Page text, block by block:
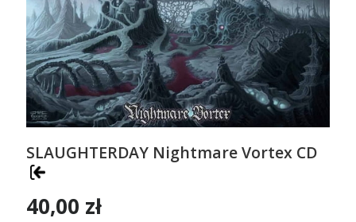
SLAUGHTERDAY Nightmare Vortex CD
40,00 zł